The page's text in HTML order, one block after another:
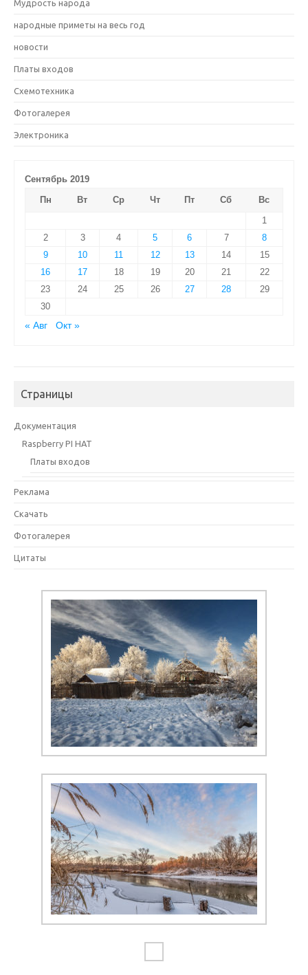
Мудрость народа
народные приметы на весь год
новости
Платы входов
Схемотехника
Фотогалерея
Электроника
Сентябрь 2019
Пн
Вт Ср Чт Пт Сб
Вс
1
2
3 4 5 6 7
8
9
10 11 12 13 14
15
16
17 18 19 20 21
22
23
24 25 26 27 28
29
30
« Авг
Окт »
Страницы
Документация
Raspberry PI HAT
Платы входов
Реклама
Скачать
Фотогалерея
Цитаты